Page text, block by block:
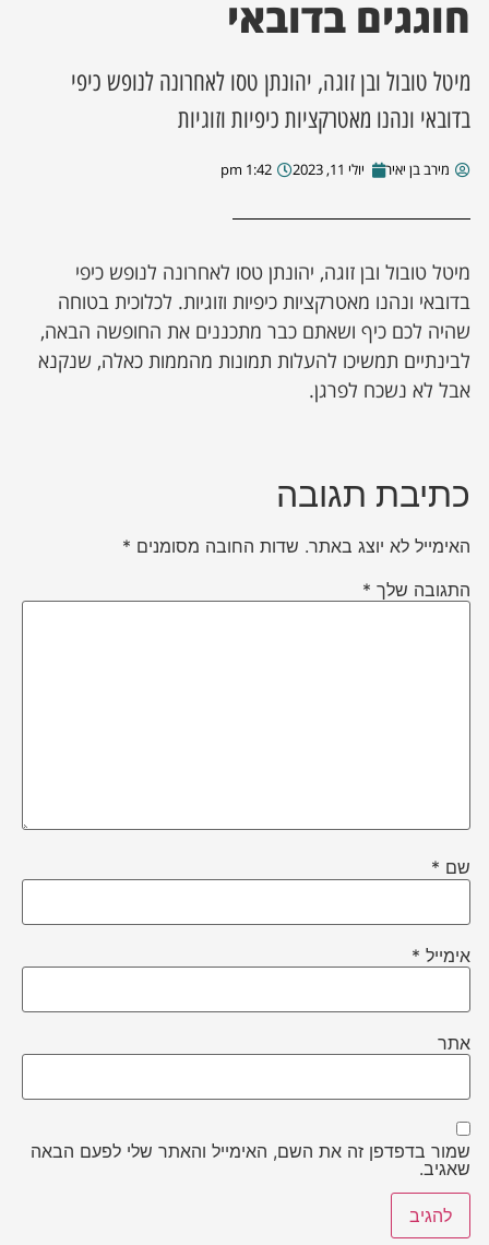
חוגגים בדובאי
מיטל טובול ובן זוגה, יהונתן טסו לאחרונה לנופש כיפי
בדובאי ונהנו מאטרקציות כיפיות וזוגיות
מירב בן יאיר יולי 11, 2023 1:42 pm
מיטל טובול ובן זוגה, יהונתן טסו לאחרונה לנופש כיפי
בדובאי ונהנו מאטרקציות כיפיות וזוגיות. לכלוכית בטוחה
שהיה לכם כיף ושאתם כבר מתכננים את החופשה הבאה,
לבינתיים תמשיכו להעלות תמונות מהממות כאלה, שנקנא
אבל לא נשכח לפרגן.
כתיבת תגובה
האימייל לא יוצג באתר. שדות החובה מסומנים *
התגובה שלך *
שם *
אימייל *
אתר
שמור בדפדפן זה את השם, האימייל והאתר שלי לפעם הבאה
שאגיב.